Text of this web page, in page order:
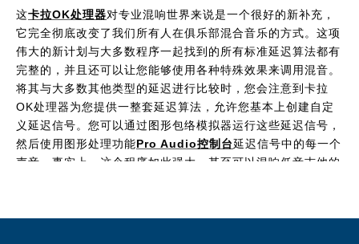
["facebook","twitter","line","wechat","linkedin","pinterest","whatsapp"]
这卡拉OK处理器对专业混响世界来说是一个很好的新补充，
它完全彻底改变了我们所有人在俱乐部混合音乐的方式。这项
伟大的新计划与大多数程序一起找到的所有标准延迟算法都有
完整的，并且还可以让您能够使用各种特殊效果来调用混音。
将其与大多数其他类型的延迟进行比较时，您会注意到卡拉
OK处理器为您提供一整套延迟算法，允许您基本上创建自定
义延迟信号。您可以通过图形包络模拟器运行这些延迟信号，
然后使用图形处理功能Pro Audio控制台延迟信号中的每一个
声音。事实上，这个程序如此强大，甚至可以混响低音吉他的